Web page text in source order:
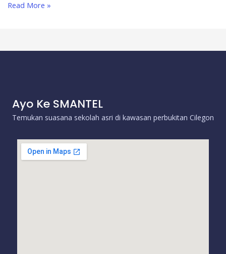
Read More »
Ayo Ke SMANTEL
Temukan suasana sekolah asri di kawasan perbukitan Cilegon